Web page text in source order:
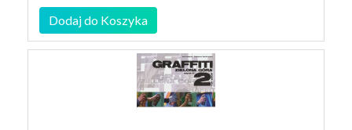
Dodaj do Koszyka